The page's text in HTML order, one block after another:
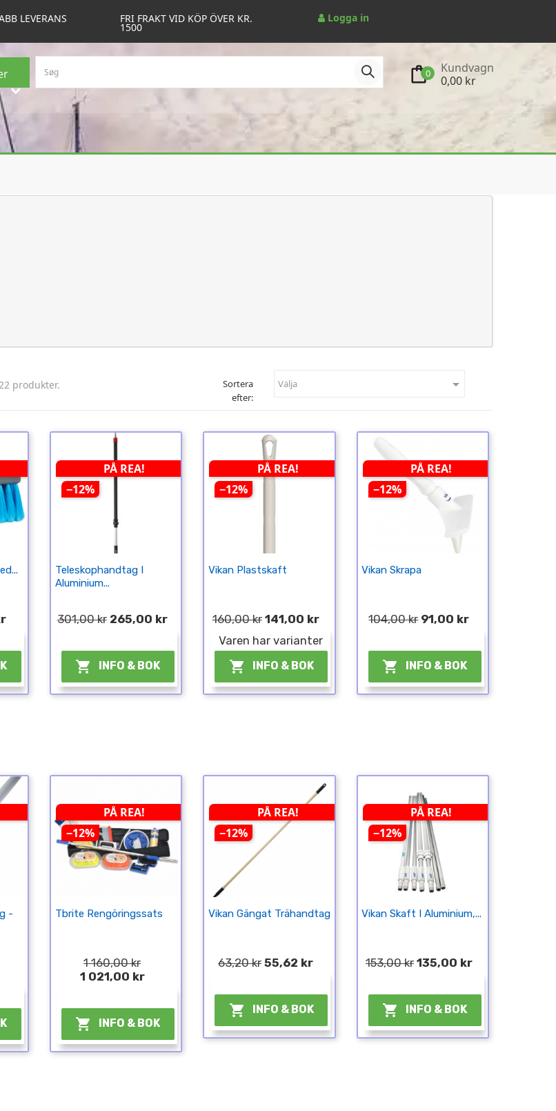
LEVERANS FRI FRAKT VID KÖP ÖVER KR.
1500
Logga in
0
Kundvagn
0,00 kr
produkter.
Sortera
efter:
Välja 
PÅ REA!
−12%
Teleskophandtag I
Aluminium...
301,00 kr 265,00 kr
 INFO & BOK
PÅ REA!
−12%
Vikan Plastskaft
160,00 kr 141,00 kr
Varen har varianter
 INFO & BOK
PÅ REA!
−12%
Vikan Skrapa
104,00 kr 91,00 kr
 INFO & BOK
-
PÅ REA!
−12%
Tbrite Rengöringssats
1 160,00 kr
1 021,00 kr
 INFO & BOK
PÅ REA!
−12%
Vikan Gängat Trähandtag
63,20 kr 55,62 kr
 INFO & BOK
PÅ REA!
−12%
Vikan Skaft I Aluminium,...
153,00 kr 135,00 kr
 INFO & BOK